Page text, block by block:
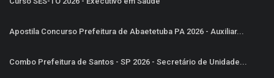
Apostila Concurso Prefeitura de Abaetetuba PA 2026 - Auxiliar...
Combo Prefeitura de Santos - SP 2026 - Secretário de Unidade...